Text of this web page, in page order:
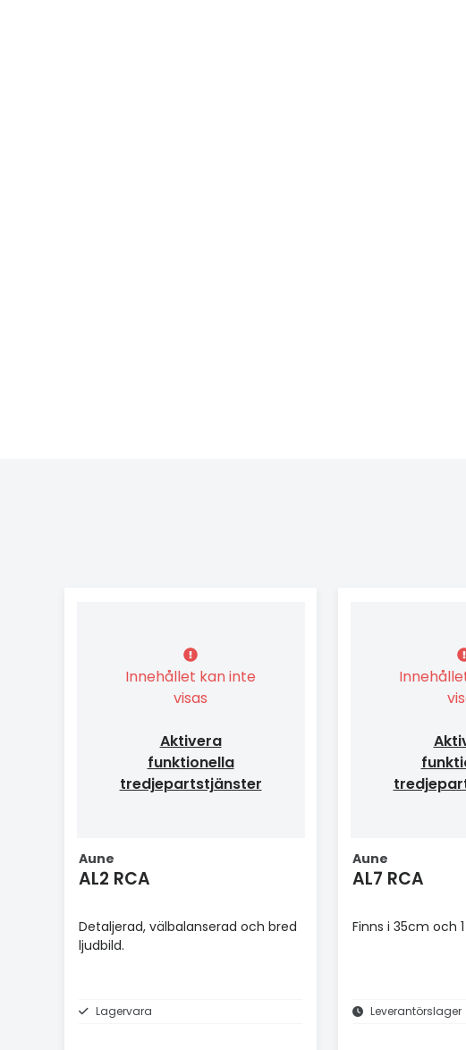
Innehållet kan inte
visas
Aktivera
funktionella
tredjepartstjänster
Aune
AL2 RCA
Detaljerad, välbalanserad och bred
ljudbild.
Lagervara
Aune
AL7 RCA
Finns i 35cm och
Leverantörslager